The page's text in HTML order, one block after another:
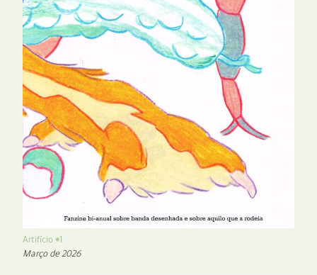
Artifício #1
Março de 2026